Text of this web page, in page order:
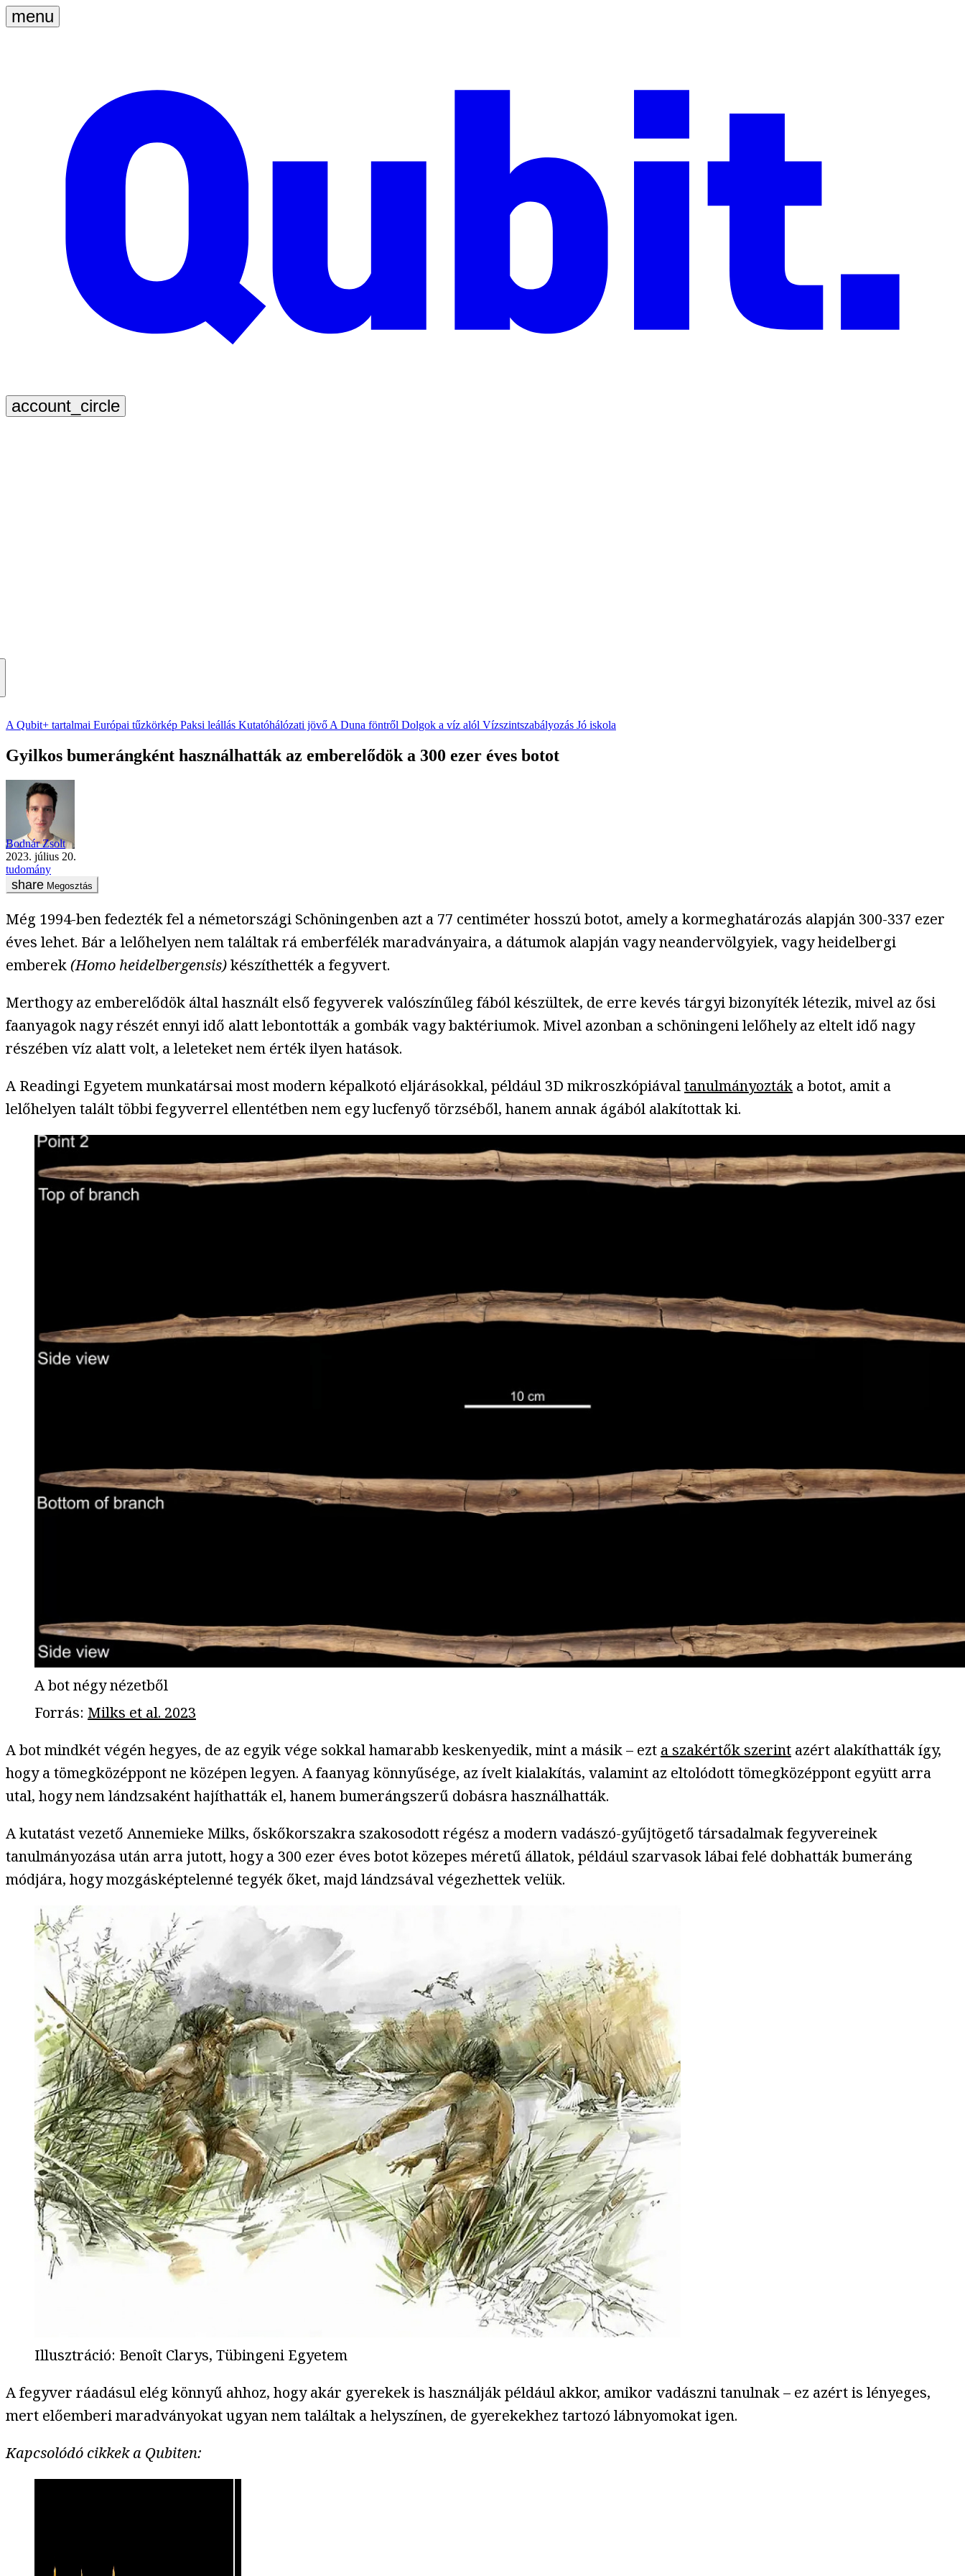
A Qubit+ tartalmai Európai tűzkörkép Paksi leállás Kutatóhálózati jövő A Duna föntről Dolgok a víz alól Vízszintszabályozás Jó iskola
Gyilkos bumerángként használhatták az emberelődök a 300 ezer éves botot
Bodnár Zsolt
2023. július 20.
tudomány
Megosztás
Még 1994-ben fedezték fel a németországi Schöningenben azt a 77 centiméter hosszú botot, amely a kormeghatározás alapján 300-337 ezer
éves lehet. Bár a lelőhelyen nem találtak rá emberfélék maradványaira, a dátumok alapján vagy neandervölgyiek, vagy heidelbergi
emberek(Homo heidelbergensis)készíthették a fegyvert.
Merthogy az emberelődök által használt első fegyverek valószínűleg fából készültek, de erre kevés tárgyi bizonyíték létezik, mivel az ősi
faanyagok nagy részét ennyi idő alatt lebontották a gombák vagy baktériumok. Mivel azonban a schöningeni lelőhely az eltelt idő nagy
részében víz alatt volt, a leleteket nem érték ilyen hatások.
A Readingi Egyetem munkatársai most modern képalkotó eljárásokkal, például 3D mikroszkópiávaltanulmányozták a botot, amit a
lelőhelyen talált többi fegyverrel ellentétben nem egy lucfenyő törzséből, hanem annak ágából alakítottak ki.
A bot négy nézetből
Forrás: Milks et al. 2023
A bot mindkét végén hegyes, de az egyik vége sokkal hamarabb keskenyedik, mint a másik – ezt a szakértők szerint azért alakíthatták így,
hogy a tömegközéppont ne középen legyen. A faanyag könnyűsége, az ívelt kialakítás, valamint az eltolódott tömegközéppont együtt arra
utal, hogy nem lándzsaként hajíthatták el, hanem bumerángszerű dobásra használhatták.
A kutatást vezető Annemieke Milks, őskőkorszakra szakosodott régész a modern vadászó-gyűjtögető társadalmak fegyvereinek
tanulmányozása után arra jutott, hogy a 300 ezer éves botot közepes méretű állatok, például szarvasok lábai felé dobhatták bumeráng
módjára, hogy mozgásképtelenné tegyék őket, majd lándzsával végezhettek velük.
Illusztráció: Benoît Clarys, Tübingeni Egyetem
A fegyver ráadásul elég könnyű ahhoz, hogy akár gyerekek is használják például akkor, amikor vadászni tanulnak – ez azért is lényeges,
mert előemberi maradványokat ugyan nem találtak a helyszínen, de gyerekekhez tartozó lábnyomokat igen.
Kapcsolódó cikkek a Qubiten: